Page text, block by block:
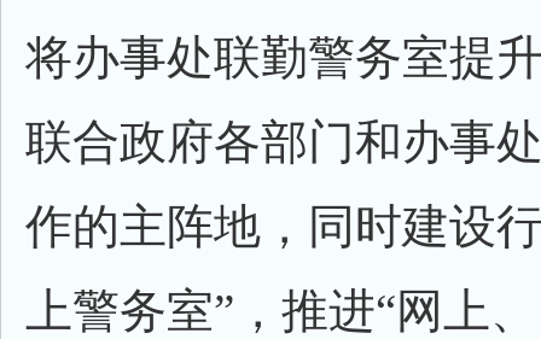
将办事处联勤警务室提
联合政府各部门和办事
作的主阵地，同时建设
上警务室”，推进“网上